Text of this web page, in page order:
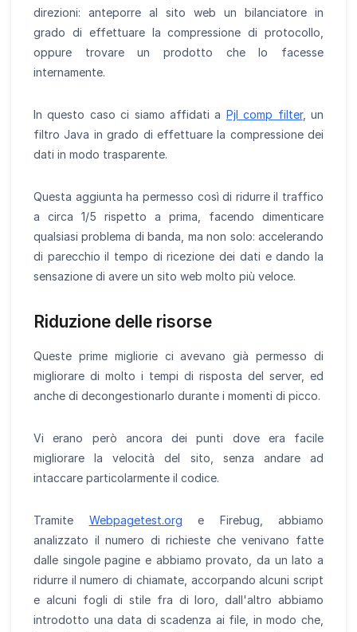
direzioni: anteporre al sito web un bilanciatore in
grado di effettuare la compressione di protocollo,
oppure trovare un prodotto che lo facesse
internamente.
In questo caso ci siamo affidati a Pjl comp filter, un
filtro Java in grado di effettuare la compressione dei
dati in modo trasparente.
Questa aggiunta ha permesso così di ridurre il traffico
a circa 1/5 rispetto a prima, facendo dimenticare
qualsiasi problema di banda, ma non solo: accelerando
di parecchio il tempo di ricezione dei dati e dando la
sensazione di avere un sito web molto più veloce.
Riduzione delle risorse
Queste prime migliorie ci avevano già permesso di
migliorare di molto i tempi di risposta del server, ed
anche di decongestionarlo durante i momenti di picco.
Vi erano però ancora dei punti dove era facile
migliorare la velocità del sito, senza andare ad
intaccare particolarmente il codice.
Tramite Webpagetest.org e Firebug, abbiamo
analizzato il numero di richieste che venivano fatte
dalle singole pagine e abbiamo provato, da un lato a
ridurre il numero di chiamate, accorpando alcuni script
e alcuni fogli di stile fra di loro, dall'altro abbiamo
introdotto una data di scadenza ai file, in modo che,